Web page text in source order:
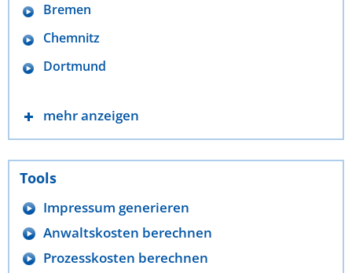
Bremen
Chemnitz
Dortmund
mehr anzeigen
Tools
Impressum generieren
Anwaltskosten berechnen
Prozesskosten berechnen